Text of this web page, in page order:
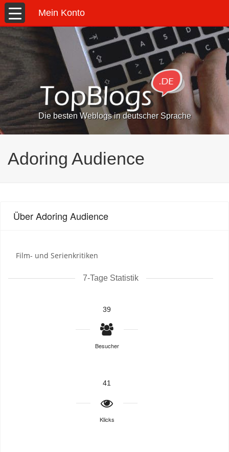
Mein Konto
Die besten Weblogs in deutscher Sprache
Adoring Audience
Über Adoring Audience
Film- und Serienkritiken
7-Tage Statistik
39
Besucher
41
Klicks